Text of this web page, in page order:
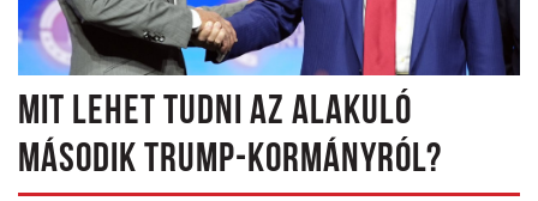
MIT LEHET TUDNI AZ ALAKULÓ
MÁSODIK TRUMP-KORMÁNYRÓL?